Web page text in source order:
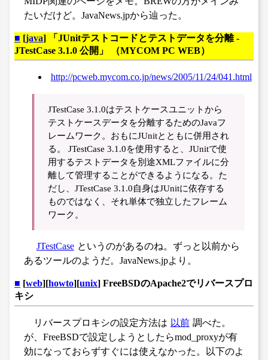
たいだけど。JavaNews.jpから辿った。
■ [java] 「JUnitテストコードとテストデータを分離 -
JTestCase 3.1.0 公開」 （MYCOM PC WEB）
http://pcweb.mycom.co.jp/news/2005/11/24/041.html
JTestCase 3.1.0はテストケースユニットから
テストケースデータを分離するためのJavaフ
レームワーク。おもにJUnitとともに併用され
る。 JTestCase 3.1.0を使用すると、JUnitで使
用するテストデータを別途XMLファイルに分
離して管理することができるようになる。た
だし、JTestCase 3.1.0自身はJUnitに依存する
ものではなく、それ単体で独立したフレーム
ワーク。
JTestCase というのがあるのね。ずっと以前から
あるツールのようだ。JavaNews.jpより。
■ [web][howto][unix] FreeBSDのApache2でリバースプロ
キシ
リバースプロキシの設定方法は 以前 調べた。
が、FreeBSDで設定しようとしたらmod_proxyが有
効になっておらずすぐには使えなかった。以下のよ